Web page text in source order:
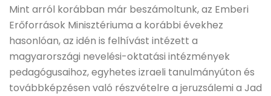
Mint arról korábban már beszámoltunk, az Emberi
Erőforrások Minisztériuma a korábbi évekhez
hasonlóan, az idén is felhívást intézett a
magyarországi nevelési-oktatási intézmények
pedagógusaihoz, egyhetes izraeli tanulmányúton és
továbbképzésen való részvételre a jeruzsálemi a Jad